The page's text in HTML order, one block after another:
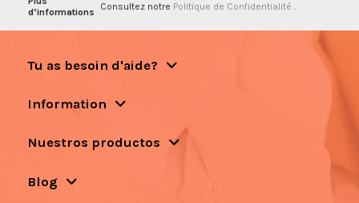
d’informations
Consultez notre Politique de Confidentialité .
Tu as besoin d'aide?
Information
Nuestros productos
Blog